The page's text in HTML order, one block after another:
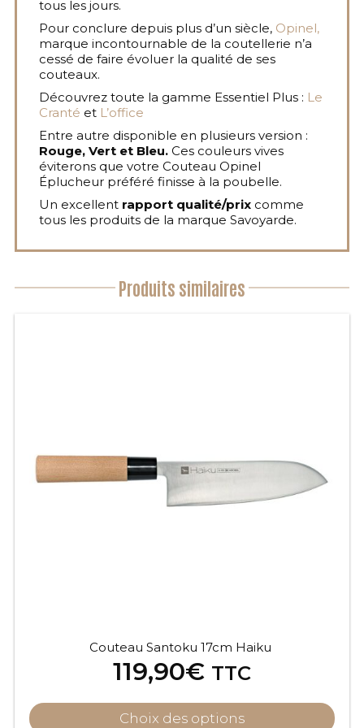
tous les jours.
Pour conclure depuis plus d’un siècle, Opinel,
marque incontournable de la coutellerie n’a
cessé de faire évoluer la qualité de ses
couteaux.
Découvrez toute la gamme Essentiel Plus : Le
Cranté et L’office
Entre autre disponible en plusieurs version :
Rouge, Vert et Bleu. Ces couleurs vives
éviterons que votre Couteau Opinel
Éplucheur préféré finisse à la poubelle.
Un excellent rapport qualité/prix comme
tous les produits de la marque Savoyarde.
Produits similaires
Couteau Santoku 17cm Haiku
119,90€ TTC
Choix des options